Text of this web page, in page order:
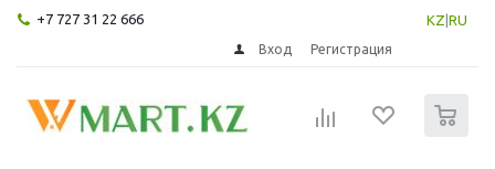
+7 727 31 22 666 KZ RU
Вход Регистрация